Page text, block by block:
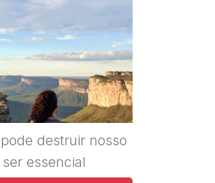
destruir nosso
ser essencial